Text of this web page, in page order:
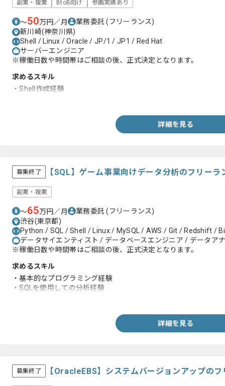
副業・複業 BtoB向け 参画実績あり
〜50万円／月 業務委託(フリーランス)
新川崎(神奈川県)
Shell / Linux / Oracle / JP/1 / JP1 / Red Hat
サーバーエンジニア
※稼働日数や時間帯はご相談の後、正式決定となります。
求めるスキル
・Shell作成経験
詳細を見る
募集終了 【SQL】ゲーム事業向けデータ分析のフリー
副業・複業
〜65万円／月 業務委託(フリーランス)
渋谷(東京都)
Python / SQL / Shell / Linux / MySQL / AWS / Git / Redshift /
データサイエンティスト / データベースエンジニア / データア
※稼働日数や時間帯はご相談の後、正式決定となります。
求めるスキル
・基本的なプログラミング経験
・SQLを使用しての分析経験
詳細を見る
募集終了 【OracleEBS】システムバージョンアップの